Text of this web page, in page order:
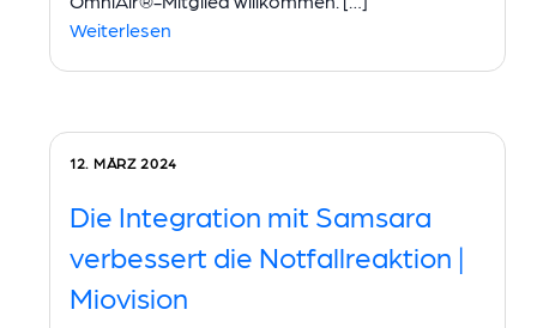
Weiterlesen
12. MÄRZ 2024
Die Integration mit Samsara
verbessert die Notfallreaktion |
Miovision